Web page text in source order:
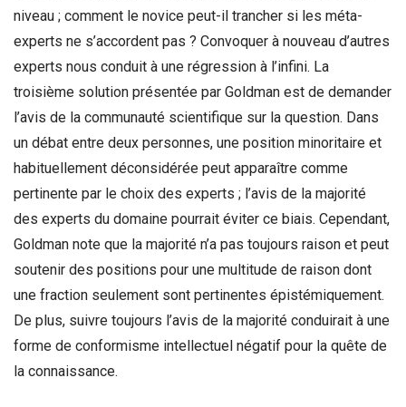
niveau ; comment le novice peut-il trancher si les méta-
experts ne s’accordent pas ? Convoquer à nouveau d’autres
experts nous conduit à une régression à l’infini. La
troisième solution présentée par Goldman est de demander
l’avis de la communauté scientifique sur la question. Dans
un débat entre deux personnes, une position minoritaire et
habituellement déconsidérée peut apparaître comme
pertinente par le choix des experts ; l’avis de la majorité
des experts du domaine pourrait éviter ce biais. Cependant,
Goldman note que la majorité n’a pas toujours raison et peut
soutenir des positions pour une multitude de raison dont
une fraction seulement sont pertinentes épistémiquement.
De plus, suivre toujours l’avis de la majorité conduirait à une
forme de conformisme intellectuel négatif pour la quête de
la connaissance.